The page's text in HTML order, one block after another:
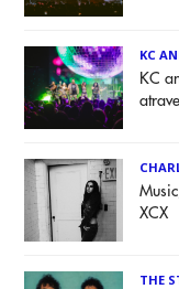
KC
KC
XCX
THE